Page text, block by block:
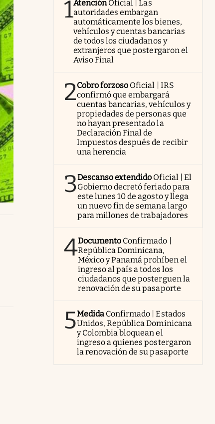
1AtenciónOficial | Las
autoridades embargan
automáticamente los bienes,
vehículos y cuentas bancarias
de todos los ciudadanos y
extranjeros que postergaron el
Aviso Final
2Cobro forzoso Oficial | IRS
confirmó que embargará
cuentas bancarias, vehículos y
propiedades de personas que
no hayan presentado la
Declaración Final de
Impuestos después de recibir
una herencia
3Descanso extendido Oficial | El
Gobierno decretó feriado para
este lunes 10 de agosto y llega
un nuevo fin de semana largo
para millones de trabajadores
4Documento Confirmado |
República Dominicana,
México y Panamá prohíben el
ingreso al país a todos los
ciudadanos que posterguen la
renovación de su pasaporte
5Medida Confirmado | Estados
Unidos, República Dominicana
y Colombia bloquean el
ingreso a quienes postergaron
la renovación de su pasaporte